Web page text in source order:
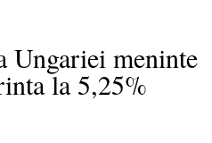
Ungariei meninte
la 5,25%